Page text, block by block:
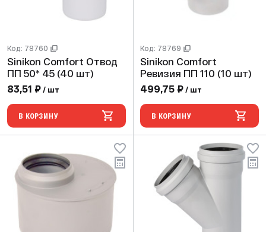
Код: 78760
Sinikon Comfort Отвод
ПП 50* 45 (40 шт)
83,51 ₽ / шт
В КОРЗИНУ
Код: 78769
Sinikon Comfort
Ревизия ПП 110 (10 шт)
499,75 ₽ / шт
В КОРЗИНУ